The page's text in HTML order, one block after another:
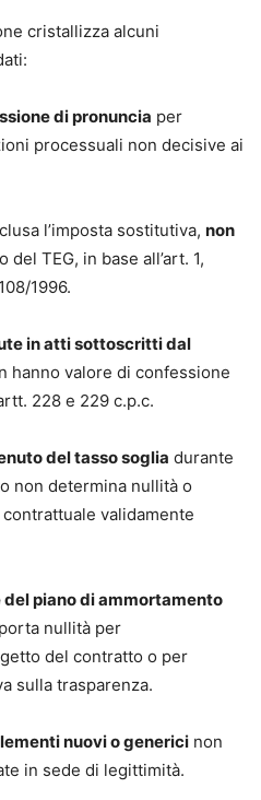
cristallizza alcuni
di pronuncia per
processuali non decisive ai
l’imposta sostitutiva, non
del TEG, in base all’art. 1,
1996.
in atti sottoscritti dal
hanno valore di confessione
228 e 229 c.p.c.
del tasso soglia durante
non determina nullità o
validamente
piano di ammortamento
nullità per
del contratto o per
sulla trasparenza.
nuovi o generici non
in sede di legittimità.